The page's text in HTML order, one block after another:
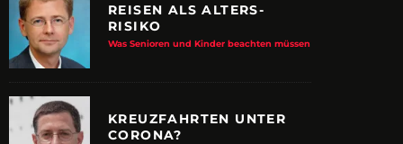
REISEN ALS ALTERS-
RISIKO
Was Senioren und Kinder beachten müssen
KREUZFAHRTEN UNTER
CORONA?